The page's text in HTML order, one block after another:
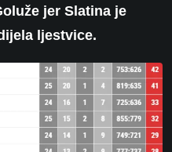
jer Slatina je
ljestvice.